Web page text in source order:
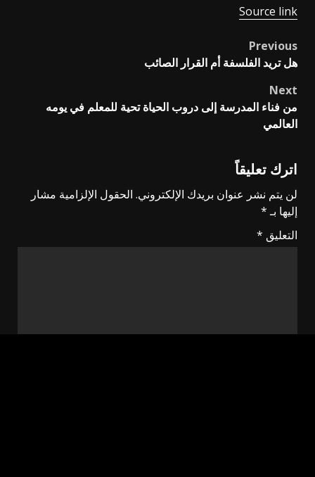
Source link
Post
navigation
Previous
هل تريد الفلسفة أم القرار الصائب
Next
من فناء المدرسة إلى دروب الحياة تحية للمعلم في يومه
العالمي
اترك تعليقاً
لن يتم نشر عنوان بريدك الإلكتروني. الحقول الإلزامية مشار
إليها بـ*
التعليق *